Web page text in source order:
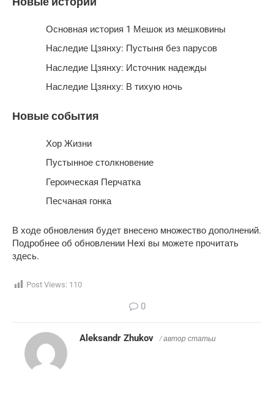
Основная история 1 Мешок из мешковины
Наследие Цзянху: Пустыня без парусов
Наследие Цзянху: Источник надежды
Наследие Цзянху: В тихую ночь
Новые события
Хор Жизни
Пустынное столкновение
Героическая Перчатка
Песчаная гонка
В ходе обновления будет внесено множество дополнений.
Подробнее об обновлении Hexi вы можете прочитать
здесь.
Post Views: 110
0
Aleksandr Zhukov / автор статьи